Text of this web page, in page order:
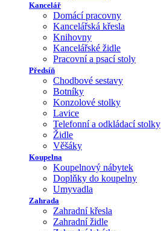
Kancelář
Domácí pracovny
Kancelářská křesla
Knihovny
Kancelářské židle
Pracovní a psací stoly
Předsíň
Chodbové sestavy
Botníky
Konzolové stolky
Lavice
Telefonní a odkládací stolky
Židle
Věšáky
Koupelna
Koupelnový nábytek
Doplňky do koupelny
Umyvadla
Zahrada
Zahradní křesla
Zahradní židle